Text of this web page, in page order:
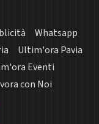
Whatsapp
Ultim'ora Pavia
Eventi
con Noi